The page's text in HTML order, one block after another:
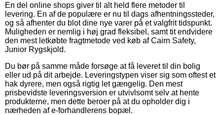
En del online shops giver til alt held flere metoder til
levering. En af de populære er nu til dags afhentningssteder,
og så afhenter du blot dine nye varer på et valgfrit tidspunkt.
Muligheden er nemlig i høj grad fleksibel, samt tit endvidere
den mest letkøbte fragtmetode ved køb af Cairn Safety,
Junior Rygskjold.
Du bør på samme måde forsøge at få leveret til din bolig
eller ud på dit arbejde. Leveringstypen viser sig som oftest et
hak dyrere, men også rigtig let gængelig. Den mest
prisbevidste leveringsversion er utvivlsomt selv at hente
produkterne, men dette beroer på at du opholder dig i
nærheden af e-forhandlerens bopæl.